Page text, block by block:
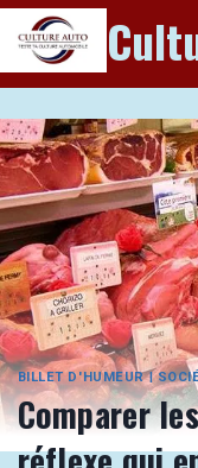
Aller
au
contenu
BILLET D'HUMEUR|
Comparer